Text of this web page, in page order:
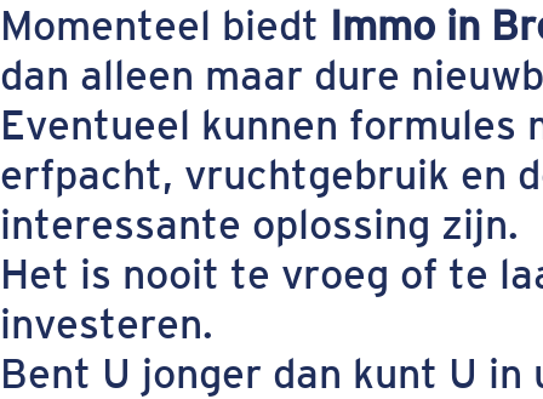
Momenteel biedt Immo in
dan alleen maar dure
Eventueel kunnen
erfpacht, vruchtgebruik en
interessante oplossing zijn.
Het is nooit te vroeg of te
investeren.
Bent U jonger dan kunt U